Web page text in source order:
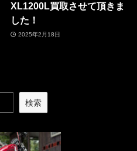
XL1200L買取させて頂きま
した！
2025年2月18日
検索